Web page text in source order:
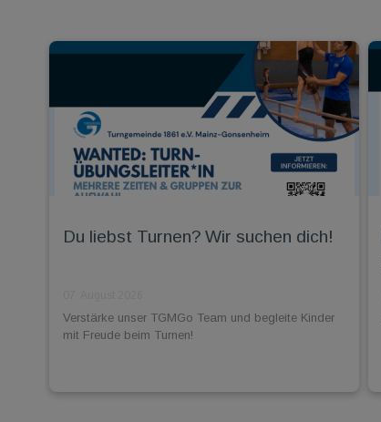
Du liebst Turnen? Wir suchen dich!
Verstärke unser TGMGo Team und begleite Kinder
mit Freude beim Turnen!